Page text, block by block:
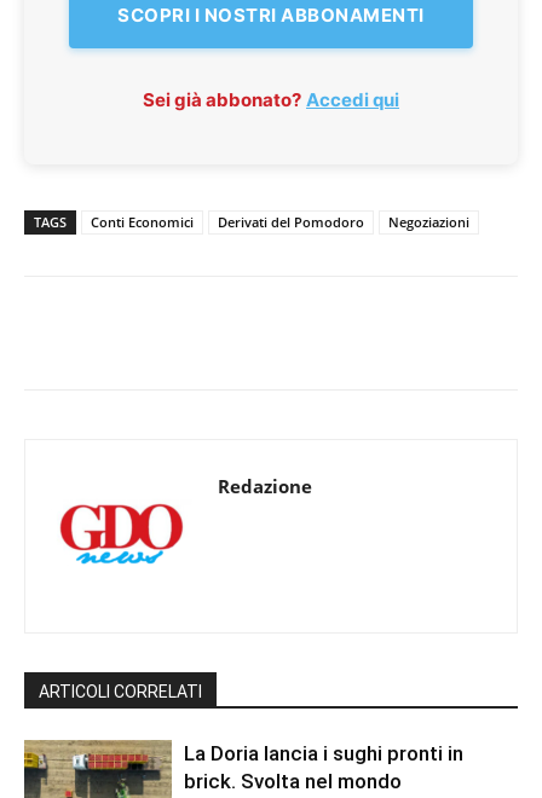
SCOPRI I NOSTRI ABBONAMENTI
Sei già abbonato? Accedi qui
TAGS Conti Economici Derivati del Pomodoro Negoziazioni
Redazione
ARTICOLI CORRELATI
La Doria lancia i sughi pronti in
brick. Svolta nel mondo